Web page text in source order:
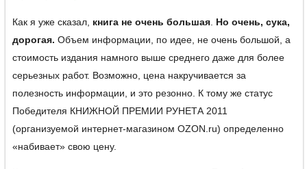
Как я уже сказал, книга не очень большая Но очень, сука,
дорогая. Объем информации, по идее, не очень большой, а
стоимость издания намного выше среднего даже для более
серьезных работ. Возможно, цена накручивается за
полезность информации, и это резонно. К тому же статус
Победителя КНИЖНОЙ ПРЕМИИ РУНЕТА 2011
(организуемой интернет-магазином OZON.ru) определенно
«набивает» свою цену.